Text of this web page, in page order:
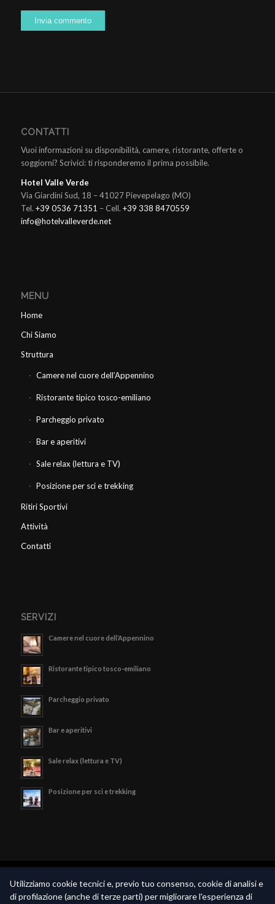
CONTATTI
Vuoi informazioni su disponibilità, camere, ristorante, offerte o
soggiorni? Scrivici: ti risponderemo il prima possibile.
Hotel Valle Verde
Via Giardini Sud, 18 – 41027 Pievepelago (MO)
Tel. +39 0536 71351 – Cell. +39 338 8470559
info@hotelvalleverde.net
MENU
Home
Chi Siamo
Struttura
Camere nel cuore dell’Appennino
Ristorante tipico tosco-emiliano
Parcheggio privato
Bar e aperitivi
Sale relax (lettura e TV)
Posizione per sci e trekking
Ritiri Sportivi
Attività
Contatti
SERVIZI
Camere nel cuore dell’Appennino
Ristorante tipico tosco-emiliano
Parcheggio privato
Bar e aperitivi
Sale relax (lettura e TV)
Posizione per sci e trekking
Realizzato daPiramedia.it
Utilizziamo cookie tecnici e, previo tuo consenso, cookie di analisi e
di profilazione (anche di terze parti) per migliorare l'esperienza di